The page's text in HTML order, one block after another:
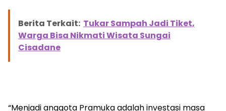
Berita Terkait: Tukar Sampah Jadi Tiket,
Warga Bisa Nikmati Wisata Sungai
Cisadane
“Menjadi anggota Pramuka adalah investasi masa